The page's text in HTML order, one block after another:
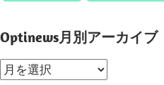
Optinews月別アーカイブ
Optinews